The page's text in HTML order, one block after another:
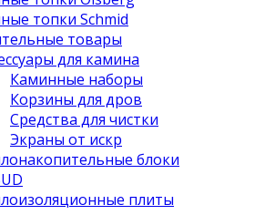
топки Schmid
товары
для камина
Каминные наборы
Корзины для дров
Средства для чистки
Экраны от искр
блоки
плиты